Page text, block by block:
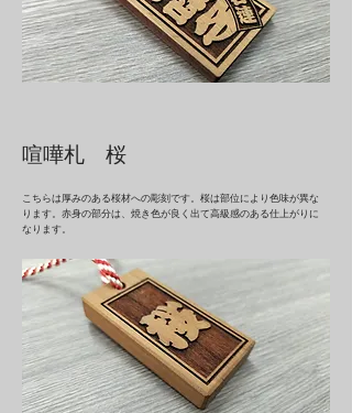
喧嘩札 桜
こちらは厚みのある桜材への彫刻です。桜は部位により色味が異な
ります。赤身の部分は、焼き色が良く出て高級感のある仕上がりに
なります。